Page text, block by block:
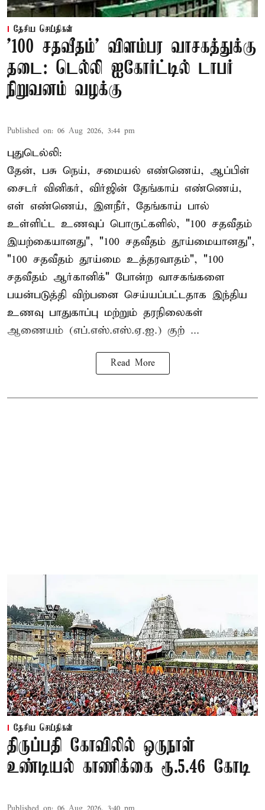
தேசிய செய்திகள்
'100 சதவீதம்' விளம்பர வாசகத்துக்கு
தடை: டெல்லி ஐகோர்ட்டில் டாபர்
நிறுவனம் வழக்கு
Published on: 06 Aug 2026, 3:44 pm
புதுடெல்லி:
தேன், பசு நெய், சமையல் எண்ணெய், ஆப்பிள்
சைடர் வினிகர், விர்ஜின் தேங்காய் எண்ணெய்,
எள் எண்ணெய், இளநீர், தேங்காய் பால்
உள்ளிட்ட உணவுப் பொருட்களில், "100 சதவீதம்
இயற்கையானது", "100 சதவீதம் தூய்மையானது",
"100 சதவீதம் தூய்மை உத்தரவாதம்", "100
சதவீதம் ஆர்கானிக்" போன்ற வாசகங்களை
பயன்படுத்தி விற்பனை செய்யப்பட்டதாக இந்திய
உணவு பாதுகாப்பு மற்றும் தரநிலைகள்
ஆணையம் (எப்.எஸ்.எஸ்.ஏ.ஐ.) குற் ...
Read More
தேசிய செய்திகள்
திருப்பதி கோவிலில் ஒருநாள்
உண்டியல் காணிக்கை ரூ.5.46 கோடி